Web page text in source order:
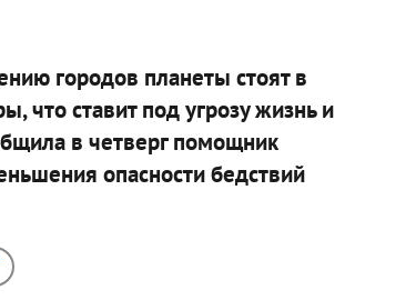
городов планеты стоят в
что ставит под угрозу жизнь и
в четверг помощник
опасности бедствий